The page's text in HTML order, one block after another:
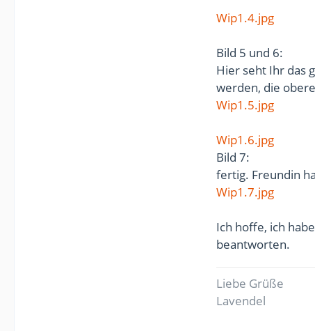
Wip1.4.jpg
Bild 5 und 6:
Hier seht Ihr das
werden, die
Wip1.5.jpg
Wip1.6.jpg
Bild 7:
fertig. Freundin
Wip1.7.jpg
Ich hoffe, ich
beantworten.
Liebe Grüße
Lavendel